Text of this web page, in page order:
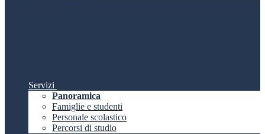
Servizi
Panoramica
Famiglie e studenti
Personale scolastico
Percorsi di studio